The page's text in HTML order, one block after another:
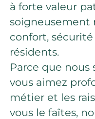
à forte valeur
soigneusement
confort,
résidents.
Parce que nous
vous aimez
métier et les
vous le faîtes,